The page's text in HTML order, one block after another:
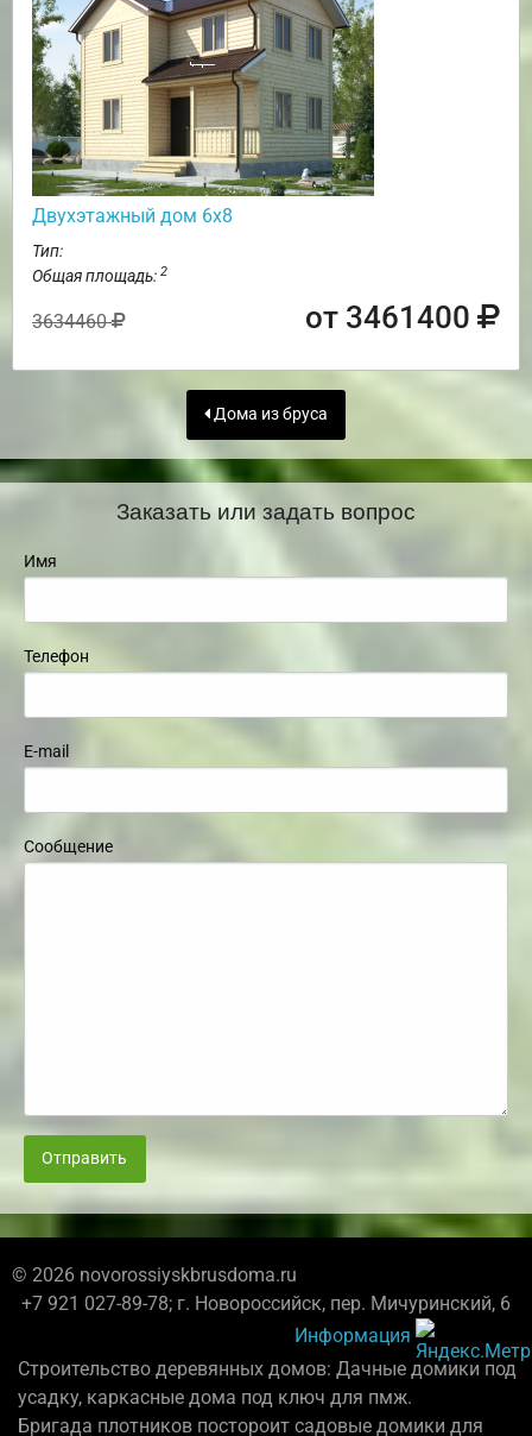
Двухэтажный дом 6х8
Тип:
Общая площадь: 2
3634460 от 3461400
Дома из бруса
Заказать или задать вопрос
Имя
Телефон
E-mail
Сообщение
Отправить
© 2026 novorossiyskbrusdoma.ru
+7 921 027-89-78; г. Новороссийск, пер. Мичуринский, 6
Информация
Строительство деревянных домов: Дачные домики под
усадку, каркасные дома под ключ для пмж.
Бригада плотников постороит садовые домики для